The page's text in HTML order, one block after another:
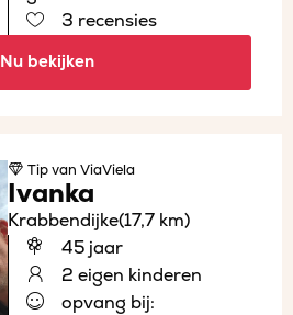
3 recensies
Nu bekijken
Tipvan ViaViela
Ivanka
Krabbendijke(17,7 km)
45 jaar
2 eigen kinderen
opvang bij: